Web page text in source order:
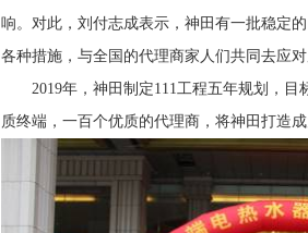
响。对此，刘付志成表示，神田有一批稳定
各种措施，与全国的代理商家人们共同去应对
2019年，神田制定111工程五年规划，目
质终端，一百个优质的代理商，将神田打造